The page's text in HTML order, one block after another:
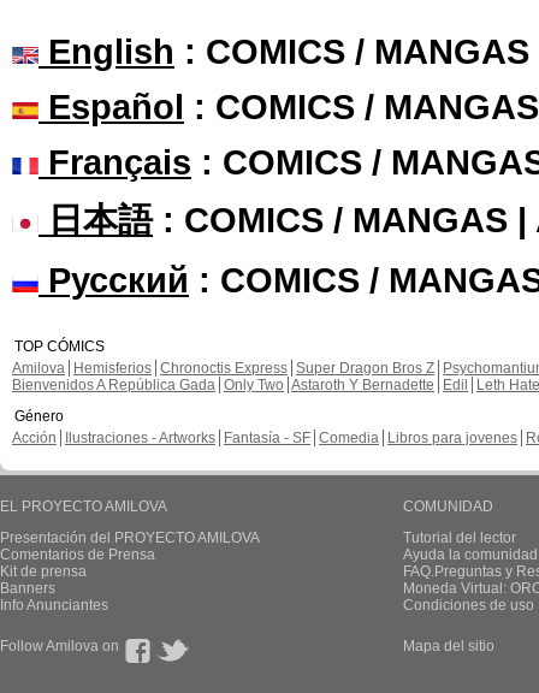
English : COMICS /
Español : COMICS /
Français : COMICS /
日本語: COMICS / MANGAS |
Русский : COMICS /
TOP CÓMICS
Amilova
Hemisferios Chronoctis Express Super Dragon Bros Z
Bienvenidos A República Gada Only Two Astaroth Y Bernadette Edil
Leth Hate
Género
Acción
Ilustraciones - Artworks Fantasía - SF Comedia Libros para jovenes
EL PROYECTO AMILOVA
Presentación del PROYECTO AMILOVA
Comentarios de Prensa
Kit de prensa
Banners
Info Anunciantes
COMUNIDAD
Tutorial del lector
Ayuda la
FAQ.Preguntas y
Moneda Virtual:
Condiciones de uso
Follow Amilova on Mapa del sitio